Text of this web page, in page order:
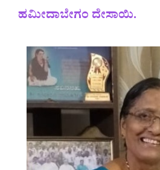
ಹಮೀದಾಬೇಗಂ ದೇಸಾಯಿ.